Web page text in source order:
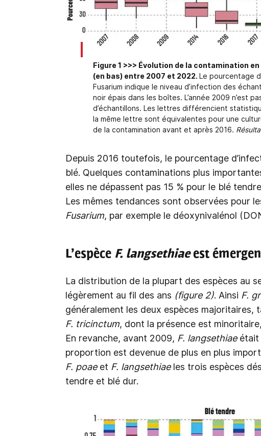
Figure 1 >>> Évolution de la contamination
(en bas) entre 2007 et 2022. Le pourcentage
Fusarium indique le niveau d’infection des
noir épais dans les boîtes. L’année 2009 n’est
d’échantillons. Les lettres différencient
la même lettre sont équivalentes pour une
de la contamination avant et après 2016.
Depuis 2016 toutefois, le pourcentage
blé. Quelques contaminations plus
elles ne dépassent pas 15 % pour le blé
Les mêmes tendances sont observées pour
Fusarium, par exemple le déoxynivalénol
L’espèce F. langsethiaeest
La distribution de la plupart des espèces au
légèrement au fil des ans (figure 2). Ainsi F.
généralement les deux espèces majoritaires,
F. tricinctum, dont la présence est
En revanche, avant 2009, F. langsethiaeétait
proportion est devenue de plus en plus
F. poaeet F. langsethiae les trois espèces
tendre et blé dur.